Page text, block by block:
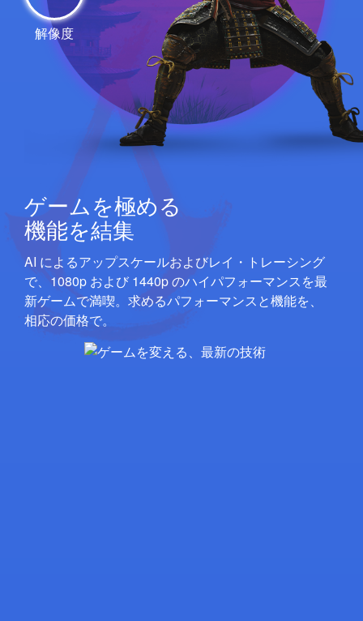
ゲームを極める
機能を結集
AI によるア ッ プ ス ケ ー ルおよびレ イ ・ト レ ー シ ン グ
で、1080p および 1440p のハ イ パ フ ォ ー マ ン スを最
新ゲ ー ムで満喫。求めるパ フ ォ ー マ ン スと機能を、
相 応の価 格 で。
解像度